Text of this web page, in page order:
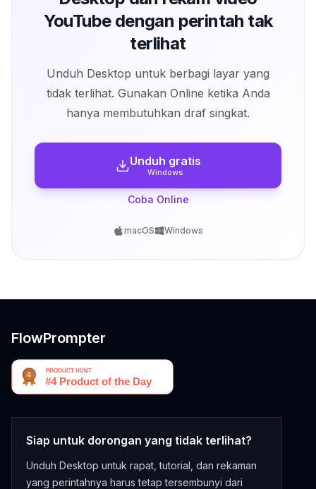
YouTube dengan perintah tak
terlihat
Unduh Desktop untuk berbagi layar yang
tidak terlihat. Gunakan Online ketika Anda
hanya membutuhkan draf singkat.
Unduh gratis
Windows
Coba Online
macOS Windows
FlowPrompter
Siap untuk dorongan yang tidak terlihat?
Unduh Desktop untuk rapat, tutorial, dan rekaman
yang perintahnya harus tetap tersembunyi dari